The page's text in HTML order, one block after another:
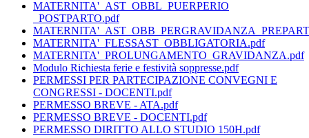
MATERNITA'_AST_OBBL_PUERPERIO
_POSTPARTO.pdf
MATERNITA'_FLESSAST_OBBLIGATORIA.pdf
MATERNITA'_PROLUNGAMENTO_GRAVIDANZA.pdf
Modulo Richiesta ferie e festività soppresse.pdf
PERMESSI PER PARTECIPAZIONE CONVEGNI E
CONGRESSI - DOCENTI.pdf
PERMESSO BREVE - ATA.pdf
PERMESSO BREVE - DOCENTI.pdf
PERMESSO DIRITTO ALLO STUDIO 150H.pdf